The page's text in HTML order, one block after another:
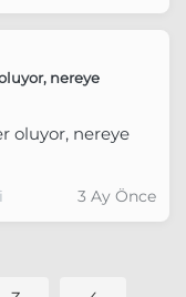
nereye
oluyor, nereye
3 Ay Önce